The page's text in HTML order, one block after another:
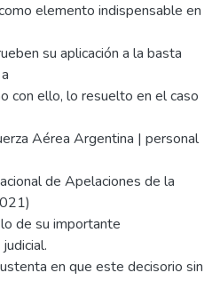
elemento indispensable en
su aplicación a la basta
con ello, lo resuelto en el caso
Aérea Argentina | personal
de Apelaciones de la
de su importante
en que este decisorio sin